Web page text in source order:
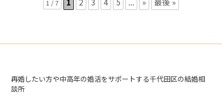
1 / 7
再婚したい方や中高年の婚活をサポートする千代田区の結婚相
談所